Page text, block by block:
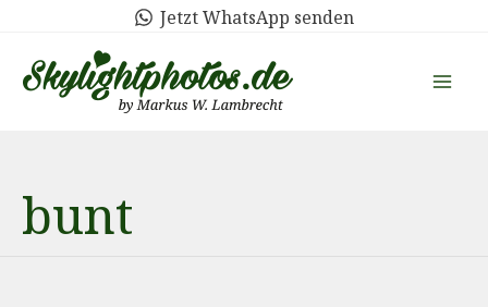
springen
Jetzt WhatsApp senden
bunt